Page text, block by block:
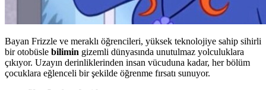
Bayan Frizzle ve meraklı öğrencileri, yüksek teknolojiye sahip sihirli
bir otobüsle bilimin gizemli dünyasında unutulmaz yolculuklara
çıkıyor. Uzayın derinliklerinden insan vücuduna kadar, her bölüm
çocuklara eğlenceli bir şekilde öğrenme fırsatı sunuyor.